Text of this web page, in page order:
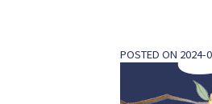
POSTED ON 2024-